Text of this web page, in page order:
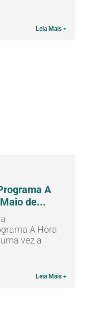
Leia Mais +
A
de...
A Hora
vez a
Leia Mais +